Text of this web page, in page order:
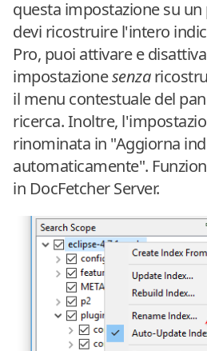
questa impostazione su
devi ricostruire l'intero
Pro, puoi attivare e
impostazionesenza
il menu contestuale del
ricerca. Inoltre,
rinominata in "Aggiorna
automaticamente".
in DocFetcher Server.